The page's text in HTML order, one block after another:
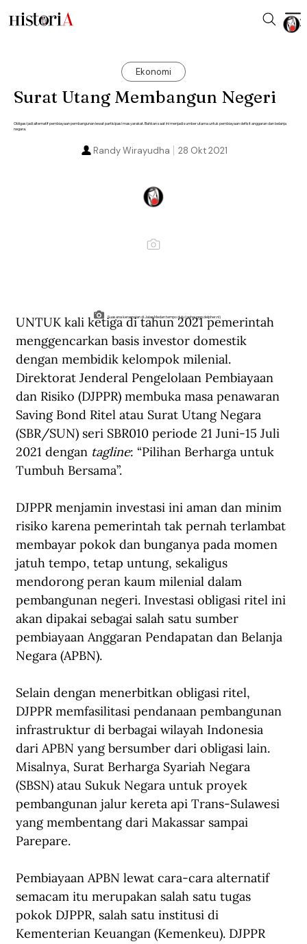
Ekonomi
Surat Utang Membangun Negeri
Obligasi jadi alternatif pembiayaan pembangunan lewat partisipasi masyarakat. Bahkan saat ini menjadi sumber utama untuk pembiayaan defisit anggaran dan belanja
negara.
28 Okt 2021
Randy Wirayudha
Suasana keramaian di Jalan Medan tempo dulu (geheugen.delpher.nl)
UNTUK kali ketiga di tahun 2021 pemerintah
menggencarkan basis investor domestik
dengan membidik kelompok milenial.
Direktorat Jenderal Pengelolaan Pembiayaan
dan Risiko (DJPPR) membuka masa penawaran
Saving Bond Ritel atau Surat Utang Negara
(SBR/SUN) seri SBR010 periode 21 Juni-15 Juli
2021 dengan tagline: “Pilihan Berharga untuk
Tumbuh Bersama”.
DJPPR menjamin investasi ini aman dan minim
risiko karena pemerintah tak pernah terlambat
membayar pokok dan bunganya pada momen
jatuh tempo, tetap untung, sekaligus
mendorong peran kaum milenial dalam
pembangunan negeri. Investasi obligasi ritel ini
akan dipakai sebagai salah satu sumber
pembiayaan Anggaran Pendapatan dan Belanja
Negara (APBN).
Selain dengan menerbitkan obligasi ritel,
DJPPR memfasilitasi pendanaan pembangunan
infrastruktur di berbagai wilayah Indonesia
dari APBN yang bersumber dari obligasi lain.
Misalnya, Surat Berharga Syariah Negara
(SBSN) atau Sukuk Negara untuk proyek
pembangunan jalur kereta api Trans-Sulawesi
yang membentang dari Makassar sampai
Parepare.
Pembiayaan APBN lewat cara-cara alternatif
semacam itu merupakan salah satu tugas
pokok DJPPR, salah satu institusi di
Kementerian Keuangan (Kemenkeu). DJPPR